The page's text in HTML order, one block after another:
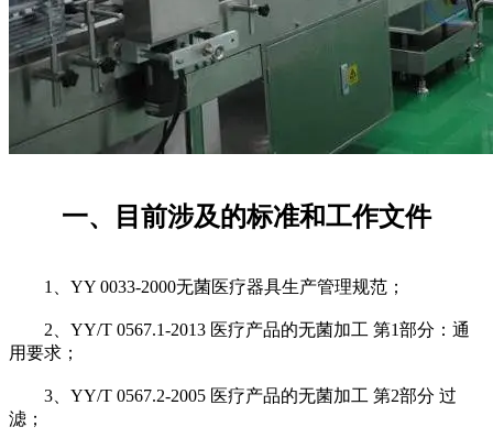
一、目前涉及的标准和工作文件
1、YY 0033-2000无菌医疗器具生产管理规范；
2、YY/T 0567.1-2013 医疗产品的无菌加工 第1部分：通
用要求；
3、YY/T 0567.2-2005 医疗产品的无菌加工 第2部分 过
滤；